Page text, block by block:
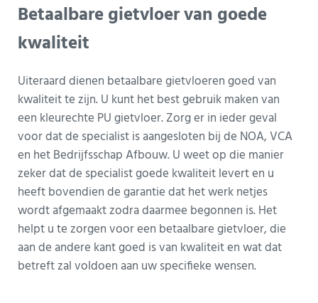
Betaalbare gietvloer van goede
kwaliteit
Uiteraard dienen betaalbare gietvloeren goed van
kwaliteit te zijn. U kunt het best gebruik maken van
een kleurechte PU gietvloer. Zorg er in ieder geval
voor dat de specialist is aangesloten bij de NOA, VCA
en het Bedrijfsschap Afbouw. U weet op die manier
zeker dat de specialist goede kwaliteit levert en u
heeft bovendien de garantie dat het werk netjes
wordt afgemaakt zodra daarmee begonnen is. Het
helpt u te zorgen voor een betaalbare gietvloer, die
aan de andere kant goed is van kwaliteit en wat dat
betreft zal voldoen aan uw specifieke wensen.